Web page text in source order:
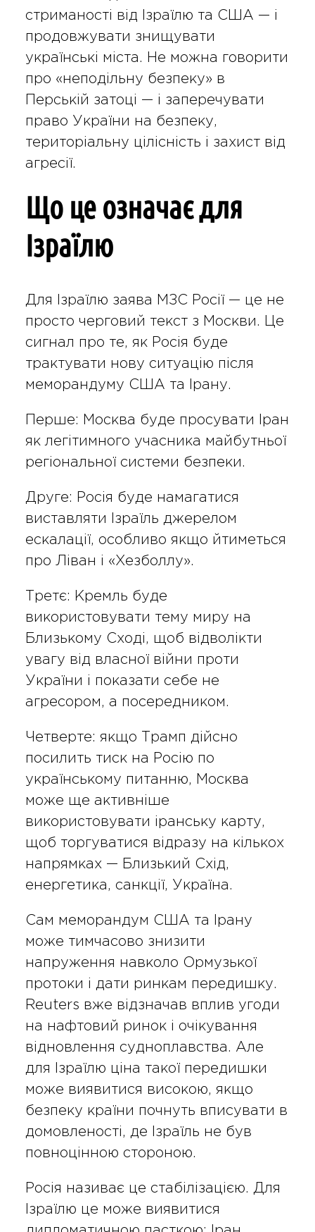
стриманості від Ізраїлю та США — і
продовжувати знищувати
українські міста. Не можна говорити
про «неподільну безпеку» в
Перській затоці — і заперечувати
право України на безпеку,
територіальну цілісність і захист від
агресії.
Що це означає для
Ізраїлю
Для Ізраїлю заява МЗС Росії — це не
просто черговий текст з Москви. Це
сигнал про те, як Росія буде
трактувати нову ситуацію після
меморандуму США та Ірану.
Перше: Москва буде просувати Іран
як легітимного учасника майбутньої
регіональної системи безпеки.
Друге: Росія буде намагатися
виставляти Ізраїль джерелом
ескалації, особливо якщо йтиметься
про Ліван і «Хезболлу».
Третє: Кремль буде
використовувати тему миру на
Близькому Сході, щоб відволікти
увагу від власної війни проти
України і показати себе не
агресором, а посередником.
Четверте: якщо Трамп дійсно
посилить тиск на Росію по
українському питанню, Москва
може ще активніше
використовувати іранську карту,
щоб торгуватися відразу на кількох
напрямках — Близький Схід,
енергетика, санкції, Україна.
Сам меморандум США та Ірану
може тимчасово знизити
напруження навколо Ормузької
протоки і дати ринкам передишку.
Reuters вже відзначав вплив угоди
на нафтовий ринок і очікування
відновлення судноплавства. Але
для Ізраїлю ціна такої передишки
може виявитися високою, якщо
безпеку країни почнуть вписувати в
домовленості, де Ізраїль не був
повноцінною стороною.
Росія називає це стабілізацією. Для
Ізраїлю це може виявитися